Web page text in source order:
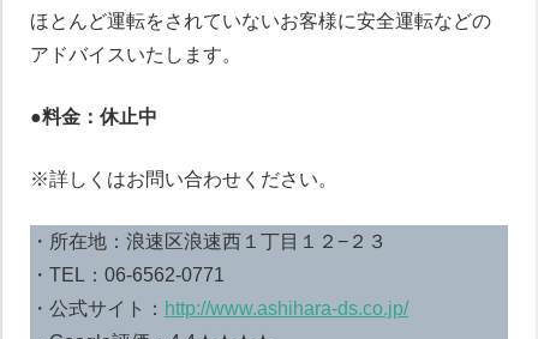
ほとんど運転をされていないお客様に安全運転などの
アドバイスいたします。
●料金：休止中
※詳しくはお問い合わせください。
・所在地：浪速区浪速西１丁目１２−２３
・TEL：06-6562-0771
・公式サイト： http://www.ashihara-ds.co.jp/